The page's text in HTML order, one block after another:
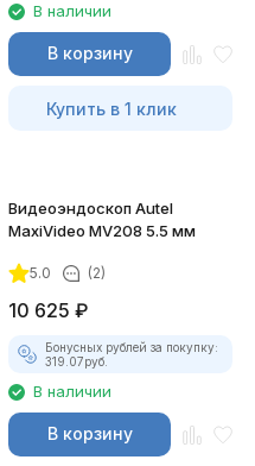
В наличии
В корзину
Купить в 1 клик
Видеоэндоскоп Autel
MaxiVideo MV208 5.5 мм
5.0 (2)
10 625 ₽
Бонусных рублей за покупку:
319.07руб.
В наличии
В корзину